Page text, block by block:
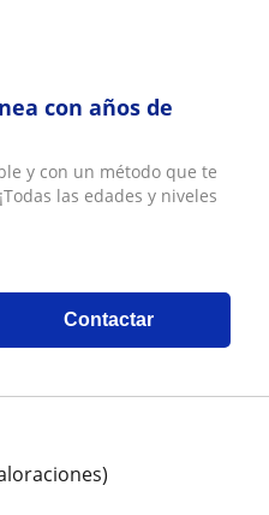
con años de
y con un método que te
las edades y niveles
Contactar